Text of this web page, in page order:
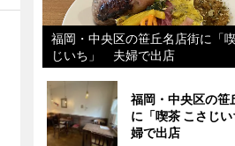
福岡・中央区の笹丘名店街に「
じいち」 夫婦で出店
福岡・中央区の笹
に「喫茶 こさじ
婦で出店